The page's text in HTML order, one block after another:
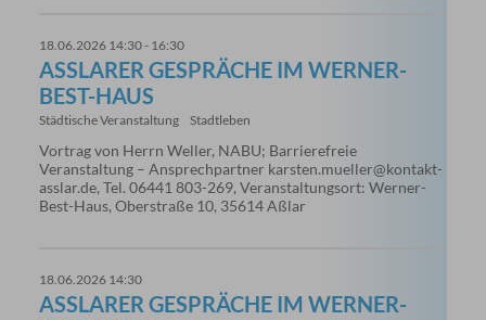
18.06.2026 14:30 - 16:30
ASSLARER GESPRÄCHE IM WERNER-B
EST-HAUS
Städtische Veranstaltung Stadtleben
Vortrag von Herrn Weller, NABU; Barrierefreie
Veranstaltung – Ansprechpartner karsten.mueller@kontakt-
asslar.de, Tel. 06441 803-269, Veranstaltungsort: Werner-
Best-Haus, Oberstraße 10, 35614 Aßlar
18.06.2026 14:30
ASSLARER GESPRÄCHE IM WERNER-B